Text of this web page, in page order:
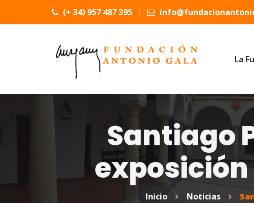
(+ 34) 957 487 395
La
Santiago
Inicio Noticias